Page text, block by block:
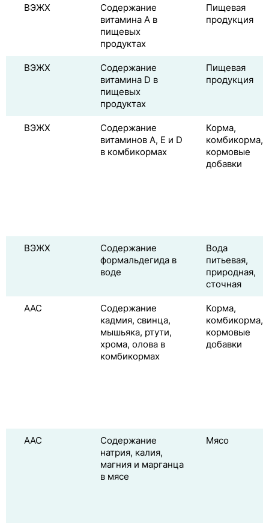
ВЭЖХ
Содержание
витамина A в
пищевых
продуктах
Пищевая
продукция
ВЭЖХ
Содержание
витамина D в
пищевых
продуктах
Пищевая
продукция
ВЭЖХ
Содержание
витаминов A, E и D
в комбикормах
Корма,
комбикорма,
кормовые
добавки
ВЭЖХ
Содержание
формальдегида в
воде
Вода
питьевая,
природная,
сточная
ААС
Содержание
кадмия, свинца,
мышьяка, ртути,
хрома, олова в
комбикормах
Корма,
комбикорма,
кормовые
добавки
ААС
Содержание
натрия, калия,
магния и марганца
в мясе
Мясо